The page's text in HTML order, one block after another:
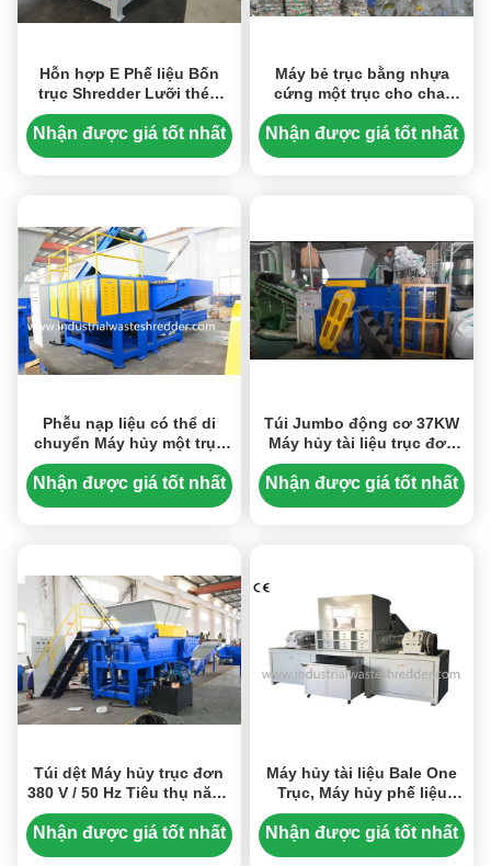
Hỗn hợp E Phế liệu Bốn
trục Shredder Lưỡi thép
màu tùy chỉnh với độ bền
tốt
Nhận được giá tốt nhất
Máy bẻ trục bằng nhựa
cứng một trục cho chai
PET Bale
Nhận được giá tốt nhất
Phễu nạp liệu có thể di
chuyển Máy hủy một trục
PU Foam Bale
1200x1200Mm
Nhận được giá tốt nhất
Túi Jumbo động cơ 37KW
Máy hủy tài liệu trục đơn
với phễu nạp liệu có thể di
chuyển
Nhận được giá tốt nhất
Túi dệt Máy hủy trục đơn
380 V / 50 Hz Tiêu thụ năng
lượng thấp
Nhận được giá tốt nhất
Máy hủy tài liệu Bale One
Trục, Máy hủy phế liệu
công nghiệp tốc độ mượt
mà
Nhận được giá tốt nhất